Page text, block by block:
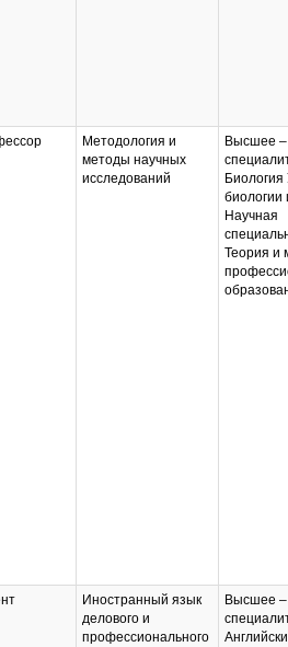
Методология и
методы научных
исследований
Высшее –
Биология
биологии
Научная
Теория и
Иностранный язык
делового и
профессионального
Высшее –